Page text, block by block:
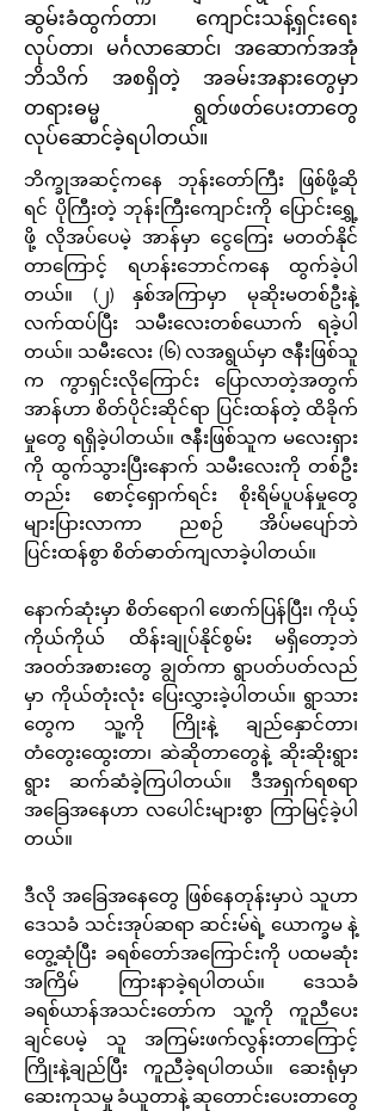
ဆွမ်းခံထွက်တာ၊ ကျောင်းသန့်ရှင်းရေး
လုပ်တာ၊ မင်္ဂလာဆောင်၊ အဆောက်အအုံ
ဘိသိက် အစရှိတဲ့ အခမ်းအနားတွေမှာ
တရားဓမ္မ ရွတ်ဖတ်ပေးတာတွေ
လုပ်ဆောင်ခဲ့ရပါတယ်။
ဘိက္ခုအဆင့်ကနေ ဘုန်းတော်ကြီး ဖြစ်ဖို့ဆို
ရင် ပိုကြီးတဲ့ ဘုန်းကြီးကျောင်းကို ပြောင်းရွှေ့
ဖို့ လိုအပ်ပေမဲ့ အာန်မှာ ငွေကြေး မတတ်နိုင်
တာကြောင့် ရဟန်းဘောင်ကနေ ထွက်ခဲ့ပါ
တယ်။ (၂) နှစ်အကြာမှာ မုဆိုးမတစ်ဦးနဲ့
လက်ထပ်ပြီး သမီးလေးတစ်ယောက် ရခဲ့ပါ
တယ်။ သမီးလေး (၆) လအရွယ်မှာ ဇနီးဖြစ်သူ
က ကွာရှင်းလိုကြောင်း ပြောလာတဲ့အတွက်
အာန်ဟာ စိတ်ပိုင်းဆိုင်ရာ ပြင်းထန်တဲ့ ထိခိုက်
မှုတွေ ရရှိခဲ့ပါတယ်။ ဇနီးဖြစ်သူက မလေးရှား
ကို ထွက်သွားပြီးနောက် သမီးလေးကို တစ်ဦး
တည်း စောင့်ရှောက်ရင်း စိုးရိမ်ပူပန်မှုတွေ
များပြားလာကာ ညစဉ် အိပ်မပျော်ဘဲ
ပြင်းထန်စွာ စိတ်ဓာတ်ကျလာခဲ့ပါတယ်။
နောက်ဆုံးမှာ စိတ်ရောဂါ ဖောက်ပြန်ပြီး၊ ကိုယ့်
ကိုယ်ကိုယ် ထိန်းချုပ်နိုင်စွမ်း မရှိတော့ဘဲ
အဝတ်အစားတွေ ချွတ်ကာ ရွာပတ်ပတ်လည်
မှာ ကိုယ်တုံးလုံး ပြေးလွှားခဲ့ပါတယ်။ ရွာသား
တွေက သူ့ကို ကြိုးနဲ့ ချည်နှောင်တာ၊
တံတွေးထွေးတာ၊ ဆဲဆိုတာတွေနဲ့ ဆိုးဆိုးရွား
ရွား ဆက်ဆံခဲ့ကြပါတယ်။ ဒီအရှက်ရစရာ
အခြေအနေဟာ လပေါင်းများစွာ ကြာမြင့်ခဲ့ပါ
တယ်။
ဒီလို အခြေအနေတွေ ဖြစ်နေတုန်းမှာပဲ သူဟာ
ဒေသခံ သင်းအုပ်ဆရာ ဆင်းမ်ရဲ့ ယောက္ခမ နဲ့
တွေ့ဆုံပြီး ခရစ်တော်အကြောင်းကို ပထမဆုံး
အကြိမ် ကြားနာခဲ့ရပါတယ်။ ဒေသခံ
ခရစ်ယာန်အသင်းတော်က သူ့ကို ကူညီပေး
ချင်ပေမဲ့ သူ အကြမ်းဖက်လွန်းတာကြောင့်
ကြိုးနဲ့ချည်ပြီး ကူညီခဲ့ရပါတယ်။ ဆေးရုံမှာ
ဆေးကုသမှု ခံယူတာနဲ့ ဆုတောင်းပေးတာတွေ